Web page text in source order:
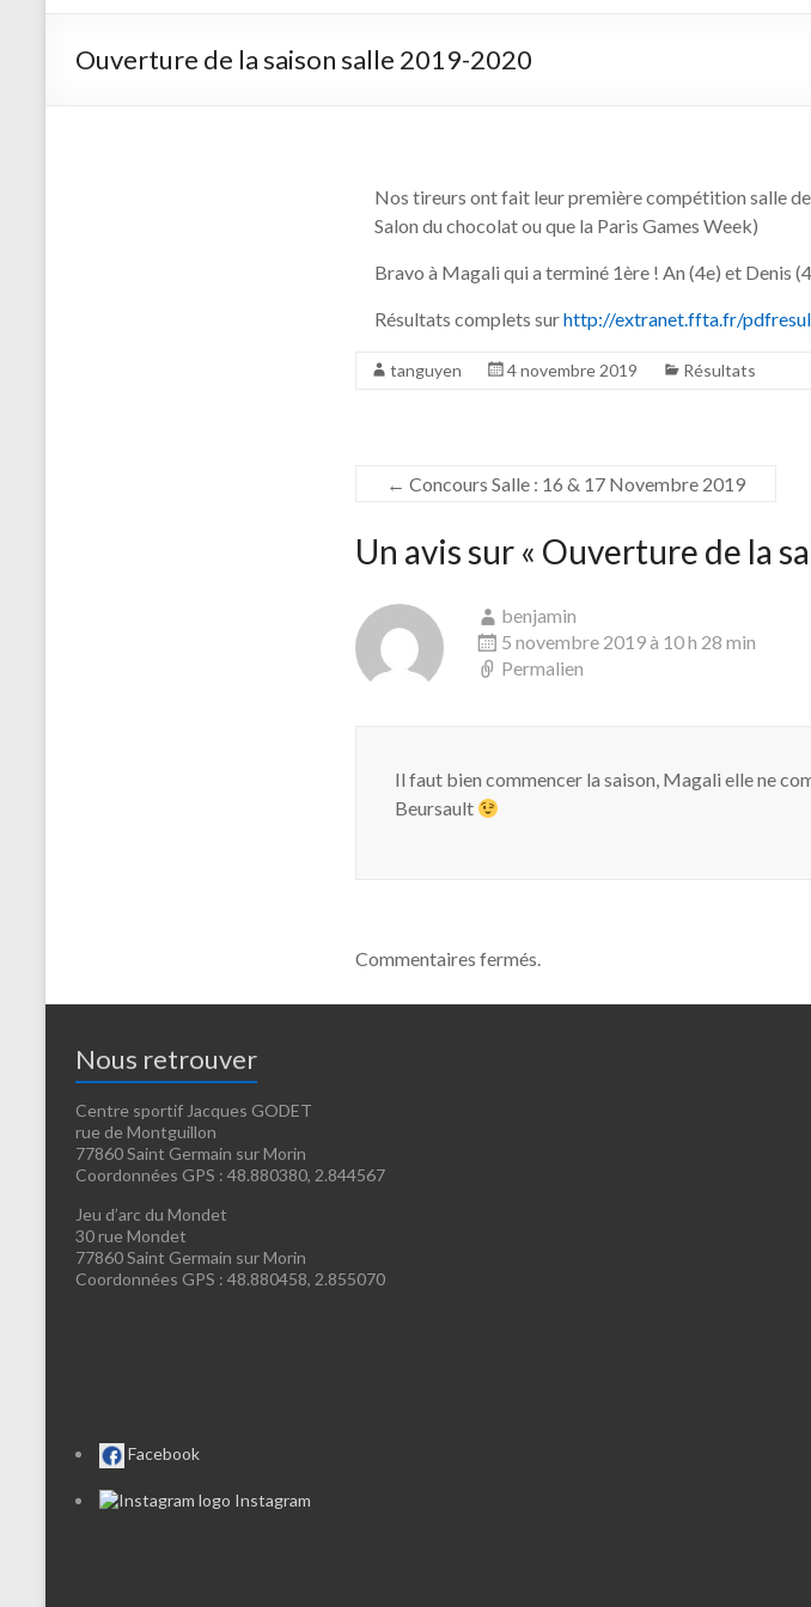
Saint
Ouverture de la saison salle 2019-2020
Nos tireurs ont fait leur première compétition salle
Salon du chocolat ou que la Paris Games Week)
Bravo à Magali qui a terminé 1ère ! An (4e) et Denis
Résultats complets surhttp://extranet.ffta.fr/
tanguyen 4 novembre 2019 Résultats
← Concours Salle : 16 & 17 Novembre 2019
Un avis sur « Ouverture de la
benjamin
5 novembre 2019 à 10 h 28 min
Permalien
Il faut bien commencer la saison, Magali elle ne
Beursault
Commentaires fermés.
Nous retrouver
Centre sportif Jacques GODET
rue de Montguillon
77860 Saint Germain sur Morin
Coordonnées GPS : 48.880380, 2.844567
Jeu d’arc du Mondet
30 rue Mondet
77860 Saint Germain sur Morin
Coordonnées GPS : 48.880458, 2.855070
Facebook
Instagram